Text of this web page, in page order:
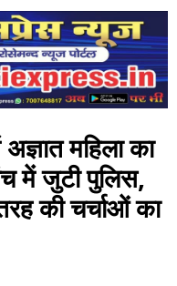
महिला का
में जुटी पुलिस,
की चर्चाओं का